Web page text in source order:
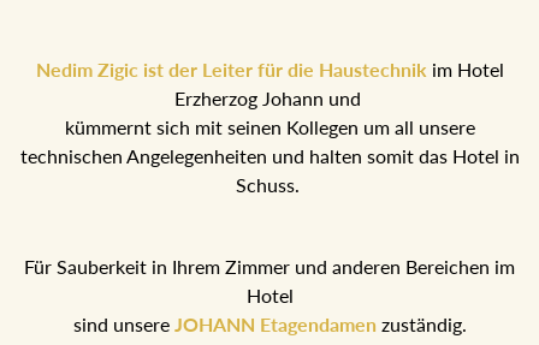
Nedim Zigic ist der Leiter für die Haustechnik im Hotel
Erzherzog Johann und
kümmernt sich mit seinen Kollegen um all unsere
technischen Angelegenheiten und halten somit das Hotel in
Schuss.
Für Sauberkeit in Ihrem Zimmer und anderen Bereichen im
Hotel
sind unsereJOHANN Etagendamen zuständig.